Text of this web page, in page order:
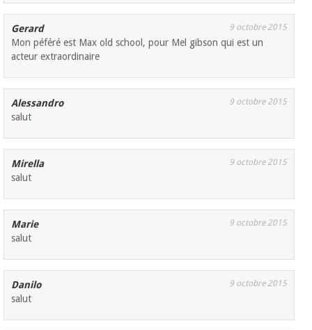
Gerard 9 octobre 2015
Mon péféré est Max old school, pour Mel gibson qui est un
acteur extraordinaire
Alessandro 9 octobre 2015
salut
Mirella 9 octobre 2015
salut
Marie 9 octobre 2015
salut
Danilo 9 octobre 2015
salut